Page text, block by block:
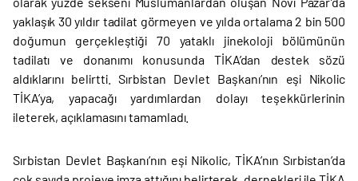
yaklaşık 30 yıldır tadilat görmeyen ve yılda ortalama 2 bin 500
doğumun gerçekleştiği 70 yataklı jinekoloji bölümünün
tadilatı ve donanımı konusunda TİKA’dan destek sözü
aldıklarını belirtti. Sırbistan Devlet Başkanı’nın eşi Nikolic
TİKA’ya, yapacağı yardımlardan dolayı teşekkürlerinin
ileterek, açıklamasını tamamladı.
Sırbistan Devlet Başkanı’nın eşi Nikolic, TİKA’nın Sırbistan’da